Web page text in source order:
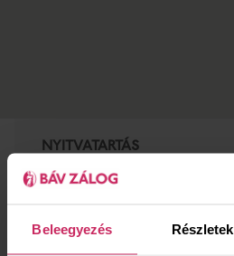
Beleegyezés Részletek
NYITVATARTÁS
hétfő